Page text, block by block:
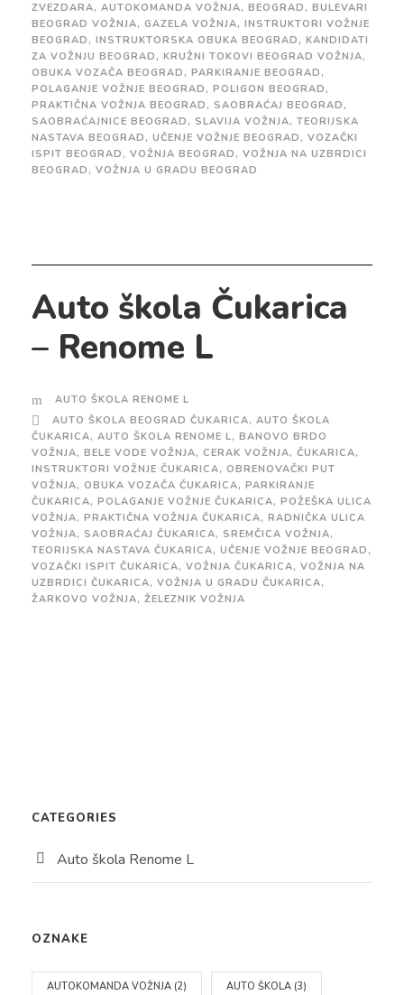
ZVEZDARA, AUTOKOMANDA VOŽNJA, BEOGRAD , BULEVARI
BEOGRAD VOŽNJA, GAZELA VOŽNJA, INSTRUKTORI VOŽNJE
BEOGRAD , INSTRUKTORSKA OBUKA BEOGRAD , KANDIDATI
ZA VOŽNJU BEOGRAD , KRUŽNI TOKOVI BEOGRAD VOŽNJA,
OBUKA VOZAČA BEOGRAD , PARKIRANJE BEOGRAD ,
POLAGANJE VOŽNJE BEOGRAD , POLIGON BEOGRAD ,
PRAKTIČNA VOŽNJA BEOGRAD , SAOBRAĆAJ BEOGRAD ,
SAOBRAĆAJNICE BEOGRAD , SLAVIJA VOŽNJA, TEORIJSKA
NASTAVA BEOGRAD , UČENJE VOŽNJE BEOGRAD , VOZAČKI
ISPIT BEOGRAD , VOŽNJA BEOGRAD , VOŽNJA NA UZBRDICI
BEOGRAD , VOŽNJA U GRADU BEOGRAD
Auto škola Čukarica
– Renome L
AUTO ŠKOLA RENOME L
AUTO ŠKOLA BEOGRAD ČUKARICA, AUTO ŠKOLA
ČUKARICA, AUTO ŠKOLA RENOME L, BANOVO BRDO
VOŽNJA, BELE VODE VOŽNJA, CERAK VOŽNJA, ČUKARICA,
INSTRUKTORI VOŽNJE ČUKARICA, OBRENOVAČKI PUT
VOŽNJA, OBUKA VOZAČA ČUKARICA, PARKIRANJE
ČUKARICA, POLAGANJE VOŽNJE ČUKARICA, POŽEŠKA ULICA
VOŽNJA, PRAKTIČNA VOŽNJA ČUKARICA, RADNIČKA ULICA
VOŽNJA, SAOBRAĆAJ ČUKARICA, SREMČICA VOŽNJA,
TEORIJSKA NASTAVA ČUKARICA, UČENJE VOŽNJE BEOGRAD ,
VOZAČKI ISPIT ČUKARICA, VOŽNJA ČUKARICA, VOŽNJA NA
UZBRDICI ČUKARICA, VOŽNJA U GRADU ČUKARICA,
ŽARKOVO VOŽNJA, ŽELEZNIK VOŽNJA
CATEGORIES
Auto škola Renome L
OZNAKE
AUTOKOMANDA VOŽNJA (2) AUTO ŠKOLA (3)